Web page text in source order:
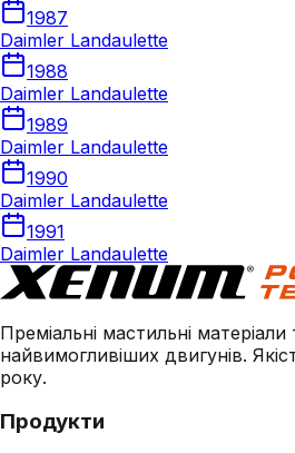
1987
Daimler Landaulette
1988
Daimler Landaulette
1989
Daimler Landaulette
1990
Daimler Landaulette
1991
Daimler Landaulette
Преміальні мастильні матеріали
найвимогливіших двигунів.
року.
Продукти